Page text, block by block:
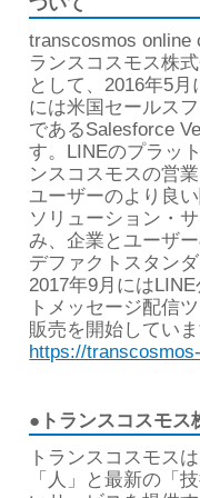
transcosmos online
ランスコスモス株
として、2016年5月
には米国セールス
であるSalesforce
す。LINEのプラッ
ンスコスモスの営
ユーザーのより良
ソリューション・
み、企業とユーザ
デファクトスタン
2017年9月には
トメッセージ配信
販売を開始していま
https://
●トランスコスモス
トランスコスモス
「人」と最新の「